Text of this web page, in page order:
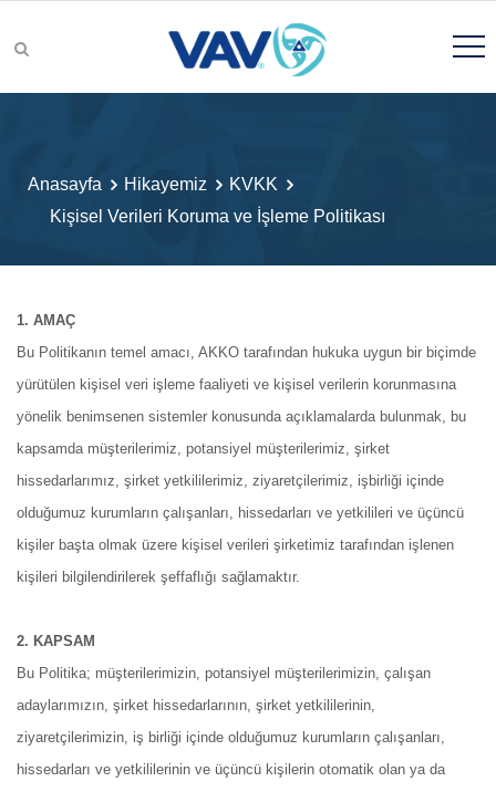
Ürünler ve Çözümler
Kalite
Medya
Anasayfa Hikayemiz
KVKK
Kişisel Verileri Koruma ve İşleme Politikası
1. AMAÇ
Bu Politikanın temel amacı, AKKO tarafından hukuka uygun bir biçimde
yürütülen kişisel veri işleme faaliyeti ve kişisel verilerin korunmasına
yönelik benimsenen sistemler konusunda açıklamalarda bulunmak, bu
kapsamda müşterilerimiz, potansiyel müşterilerimiz, şirket
hissedarlarımız, şirket yetkililerimiz, ziyaretçilerimiz, işbirliği içinde
olduğumuz kurumların çalışanları, hissedarları ve yetkilileri ve üçüncü
kişiler başta olmak üzere kişisel verileri şirketimiz tarafından işlenen
kişileri bilgilendirilerek şeffaflığı sağlamaktır.
2. KAPSAM
Bu Politika; müşterilerimizin, potansiyel müşterilerimizin, çalışan
adaylarımızın, şirket hissedarlarının, şirket yetkililerinin,
ziyaretçilerimizin, iş birliği içinde olduğumuz kurumların çalışanları,
hissedarları ve yetkililerinin ve üçüncü kişilerin otomatik olan ya da